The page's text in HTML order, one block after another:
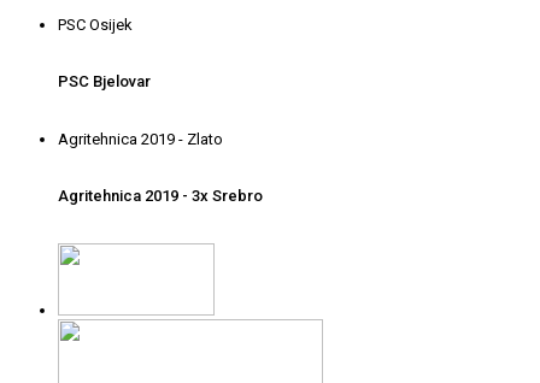
PSC Osijek
PSC Bjelovar
Agritehnica 2019 - Zlato
Agritehnica 2019 - 3x Srebro